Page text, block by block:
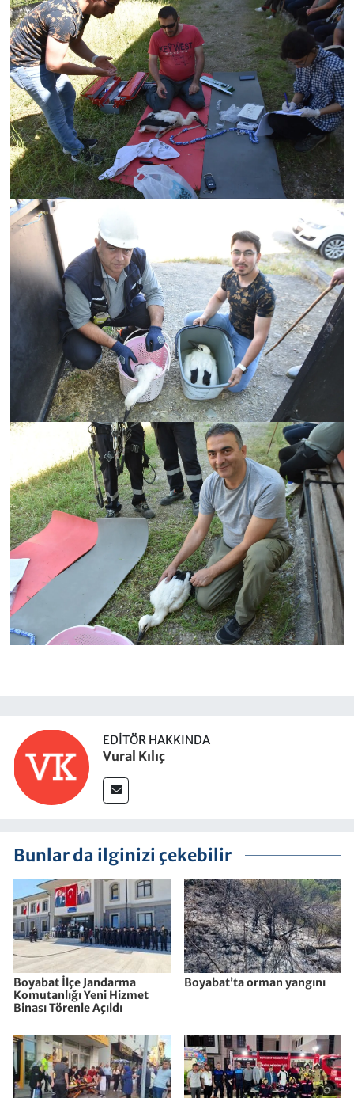
EDITÖR HAKKINDA
Vural Kılıç
Bunlar da ilginizi çekebilir
Boyabat İlçe Jandarma
Komutanlığı Yeni Hizmet
Binası Törenle Açıldı
Boyabat’ta orman yangını